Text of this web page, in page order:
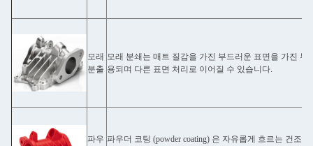
모래
분출
모래 분쇄는 매트 질감을 가진 부드러운 표면을 가진
용되며 다른 표면 처리로 이어질 수 있습니다.
파우 파우더 코팅 (powder coating) 은 자유롭게 흐르는 건조